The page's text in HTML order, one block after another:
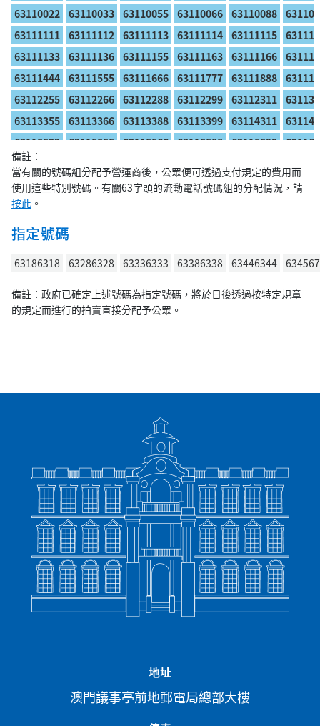
63110022 63110033 63110055 63110066 63110088
63111111 63111112 63111113 63111114 63111115
63111133 63111136 63111155 63111163 63111166
63111444 63111555 63111666 63111777 63111888
63112255 63112266 63112288 63112299 63112311
63113355 63113366 63113388 63113399 63114311
63115533 63115555 63115566 63115588 63115599
63116355
63116655
63116666 63116688 63116699 63117311
63118833
63119955
63146314
63151515 63151563 63155555 63156315
63163263 63166313 63166316 63166666 63171717
63183183 63188888 63191919 63191963
63222226
63222288 63222299
63222444 63222555
63223232 63223233 63223300 63223311 63223322
63223366
63223388 63223399 63224322 63224444
63225533 63225555 63225566 63225588 63225599
63226355 63226363 63226366 63226377 63226388
63226655 63226666 63226688 63226699 63227322
63228388 63228399 63228800 63228811 63228822
63229300 63229322 63229333 63229366 63229388
63233333
63246324 63252525 63252563 63255555
63263263
備註：
當有關的號碼組分配予營運商後，公眾便可透過支付規定的費用而
使用這些特別號碼。有關63字頭的流動電話號碼組的分配情況，請
按此 。
指定號碼
63186318 63286328 63336333 63386338 63446344
備註：政府已確定上述號碼為指定號碼，將於日後透過按特定規章
的規定而進行的拍賣直接分配予公眾。
地址
澳門議事亭前地郵電局總部大樓